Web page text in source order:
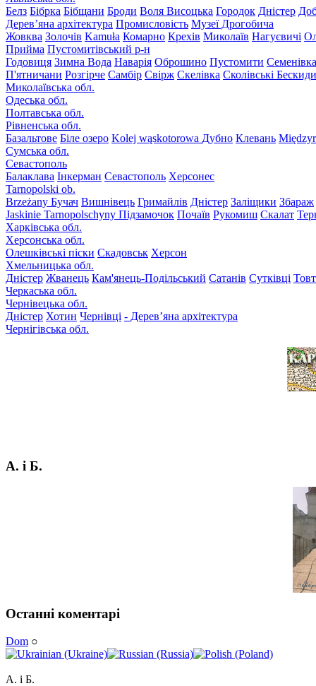
Белз Бібрка Бібщани Броди Воля Висоцька Городок Дністер
Дерев’яна архітектура Промисловість Музеї Дрогобича
Жовква Золочів Kamuła Комарно Крехів Миколаїв Нагуєвичі
Прийма Пустомитівський р-н
Годовиця Зимна Вода Наварія Оброшино Пустомити Семенівка
П'ятничани Розгірче Самбір Свірж Скелівка Сколівські Бескиди
Миколаївська обл.
Одеська обл.
Полтавська обл.
Рівненська обл.
Базальтове Біле озеро Kolej wąskotorowa Дубно Клевань
Сумська обл.
Севастополь
Балаклава Інкерман Севастополь Херсонес
Tarnopolski ob.
Brzeżany Бучач Вишнівець Гримайлів Дністер Заліщики Збараж
Jaskinie Tarnopolschyny Підзамочок Почаїв Рукомиш Скалат
Харківська обл.
Херсонська обл.
Олешківські піски Скадовськ Херсон
Хмельницька обл.
Дністер Жванець Кам'янець-Подільський Сатанів Сутківці
Черкаська обл.
Чернівецька обл.
Дністер Хотин Чернівці - Дерев’яна архітектура
Чернігівська обл.
А. і Б.
Останні коментарі
Dom ○
А. і Б.